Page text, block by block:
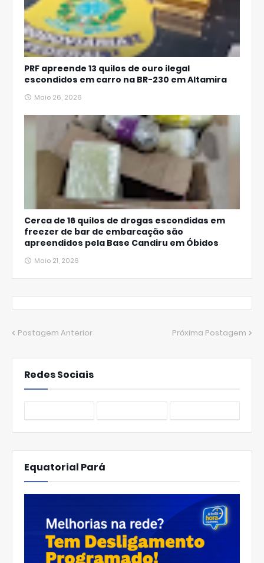
PRF apreende 13 quilos de ouro ilegal
escondidos em carro na BR-230 em Altamira
Maio 26, 2026
Cerca de 16 quilos de drogas escondidas em
freezer de bar de embarcação são
apreendidos pela Base Candiru em Óbidos
Maio 21, 2026
Postagem Anterior Próxima Postagem
Redes Sociais
Equatorial Pará